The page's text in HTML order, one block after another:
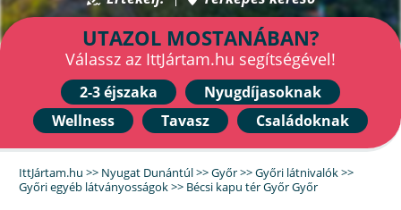
UTAZOL MOSTANÁBAN?
Válassz az IttJártam.hu segítségével!
2-3 éjszaka
Nyugdíjasoknak
Wellness
Tavasz Családoknak
IttJártam.hu >> Nyugat Dunántúl>>Győr>>Győri látnivalók>>
Győri egyéb látványosságok>> Bécsi kapu tér Győr Győr